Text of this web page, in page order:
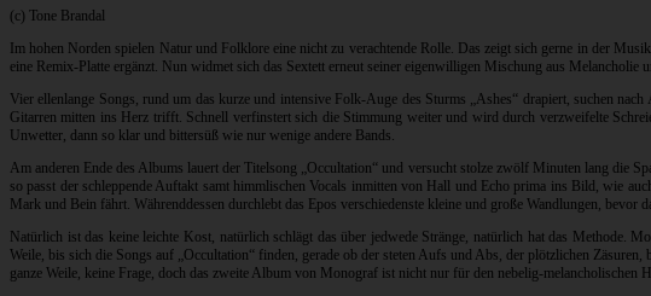
(c) Tone Brandal
Im hohen Norden spielen Natur und Folklore eine nicht zu verachtende Rolle. Das zeigt sich gerne in der
eine Remix-Platte ergänzt. Nun widmet sich das Sextett erneut seiner eigenwilligen Mischung aus
Vier ellenlange Songs, rund um das kurze und intensive Folk-Auge des Sturms „Ashes“ drapiert, suchen
Gitarren mitten ins Herz trifft. Schnell verfinstert sich die Stimmung weiter und wird durch verzweifelte
Unwetter, dann so klar und bittersüß wie nur wenige andere Bands.
Am anderen Ende des Albums lauert der Titelsong „Occultation“ und versucht stolze zwölf Minuten lang die
so passt der schleppende Auftakt samt himmlischen Vocals inmitten von Hall und Echo prima ins Bild, wie
Mark und Bein fährt. Währenddessen durchlebt das Epos verschiedenste kleine und große Wandlungen,
Natürlich ist das keine leichte Kost, natürlich schlägt das über jedwede Stränge, natürlich hat das Methode.
Weile, bis sich die Songs auf „Occultation“ finden, gerade ob der steten Aufs und Abs, der plötzlichen
ganze Weile, keine Frage, doch das zweite Album von Monograf ist nicht nur für den nebelig-melancholischen